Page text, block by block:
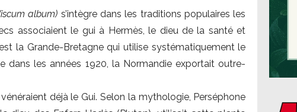
album) s’intègre dans les traditions populaires les
associaient le gui à Hermès, le dieu de la santé et
la Grande-Bretagne qui utilise systématiquement le
dans les années 1920, la Normandie exportait outre-
déjà le Gui. Selon la mythologie, Perséphone